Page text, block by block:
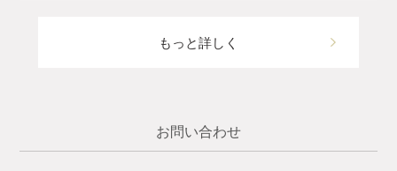
もっと詳しく
お問い合わせ